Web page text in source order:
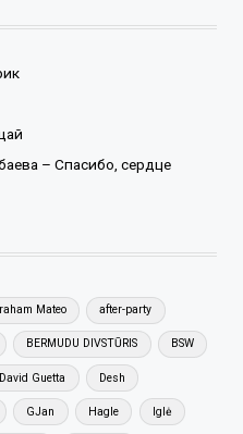
– Спасибо, сердце
Mateo after-party
BERMUDU DIVSTŪRIS BSW
David Guetta Desh
GJan Hagle Iglė